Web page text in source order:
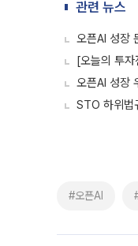
관련 뉴스
오픈AI 성장
[오늘의 투
오픈AI 성장
STO 하위법
#오픈AI